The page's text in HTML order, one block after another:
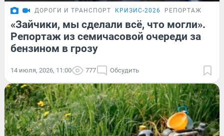
ДОРОГИ И ТРАНСПОРТ КРИЗИС-2026 РЕПОРТАЖ
«Зайчики, мы сделали всё, что могли».
Репортаж из семичасовой очереди за
бензином в грозу
14 июля, 2026, 11:00 777 Обсудить